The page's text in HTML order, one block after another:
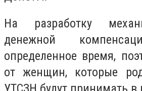
На разработку
денежной
определенное время,
от женщин, которые